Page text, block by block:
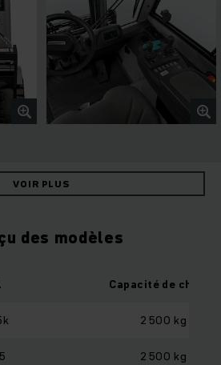
VOIR PLUS
des modèles
Capacité de charge
2 500 kg
2 500 kg